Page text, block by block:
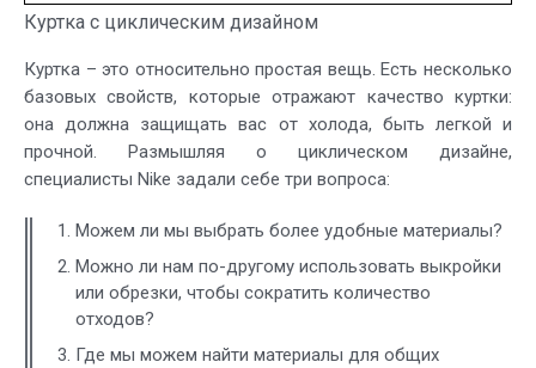
Куртка с циклическим дизайном
Куртка – это относительно простая вещь. Есть несколько
базовых свойств, которые отражают качество куртки:
она должна защищать вас от холода, быть легкой и
прочной. Размышляя о циклическом дизайне,
специалисты Nike задали себе три вопроса:
Можем ли мы выбрать более удобные материалы?
Можно ли нам по-другому использовать выкройки
или обрезки, чтобы сократить количество
отходов?
Где мы можем найти материалы для общих